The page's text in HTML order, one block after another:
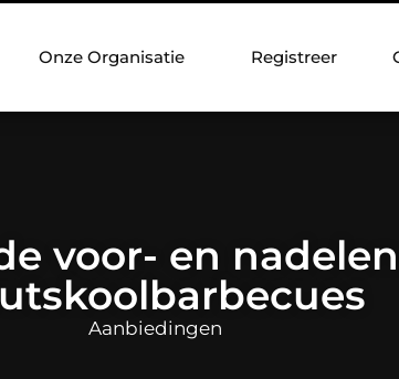
Onze Organisatie Registreer
voor- en
Aanbiedingen